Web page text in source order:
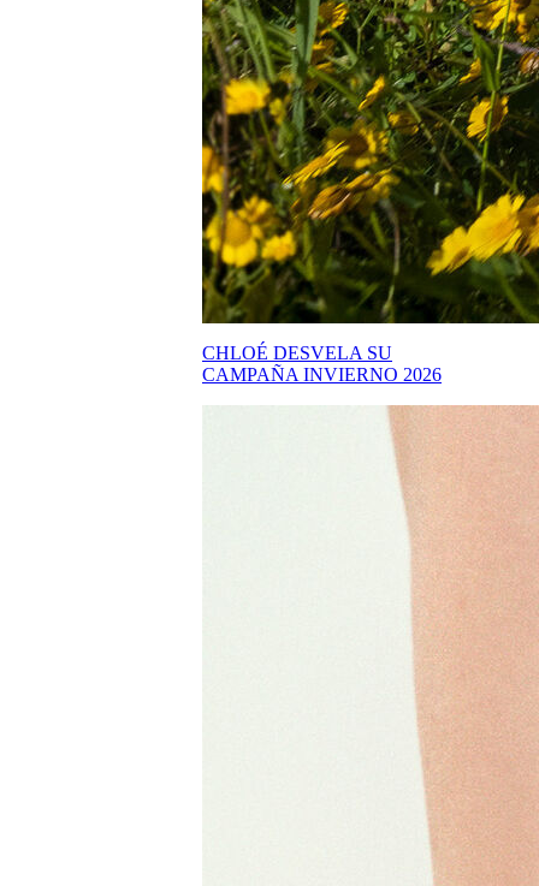
CHLOÉ DESVELA SU
CAMPAÑA INVIERNO 2026